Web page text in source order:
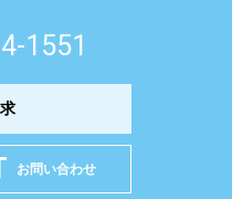
1551
お問い合わせ